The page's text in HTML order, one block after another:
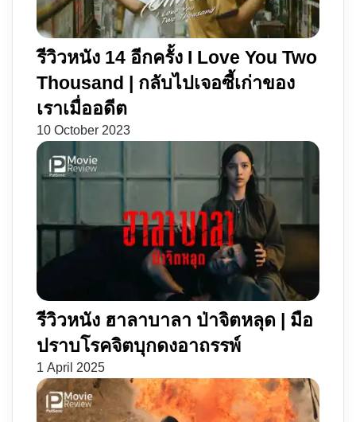
รีวิวหนัง 14 อีกครั้ง I Love You Two
Thousand | กลับไปเจอซี้เก่าของ
เราเมื่ออดีต
10 October 2023
รีวิวหนัง ฮาลาบาลา ป่าจิตหลุด | มือ
ปราบโรคจิตบุกดงอาถรรพ์
1 April 2025